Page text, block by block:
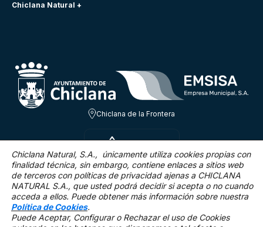
Chiclana Natural +
Chiclana de la Frontera
VIE 7 AGO
23.8ºC
1.8 Km/h 0 %
Chiclana Natural, S.A., únicamente utiliza cookies propias con
finalidad técnica, sin embargo, contiene enlaces a sitios web
de terceros con políticas de privacidad ajenas a CHICLANA
NATURAL S.A., que usted podrá decidir si acepta o no cuando
acceda a ellos. Puede obtener más información sobre nuestra
Política de Cookies.
Puede Aceptar, Configurar o Rechazar el uso de Cookies